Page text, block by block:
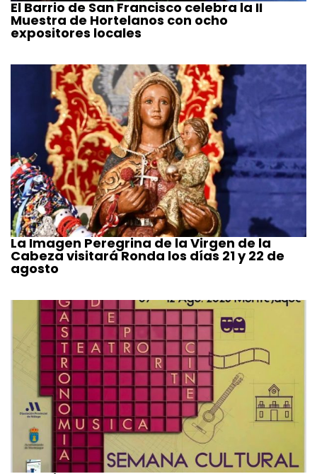
El Barrio de San Francisco celebra la II
Muestra de Hortelanos con ocho
expositores locales
La Imagen Peregrina de la Virgen de la
Cabeza visitará Ronda los días 21 y 22 de
agosto